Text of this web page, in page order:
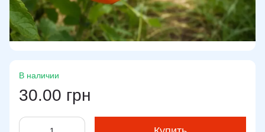
В наличии
30.00 грн